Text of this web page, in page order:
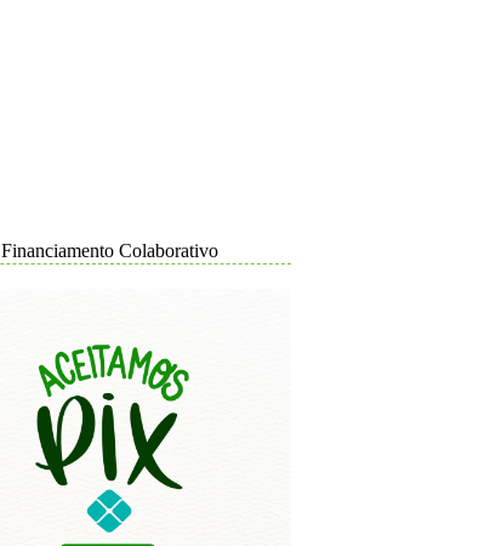
Financiamento Colaborativo